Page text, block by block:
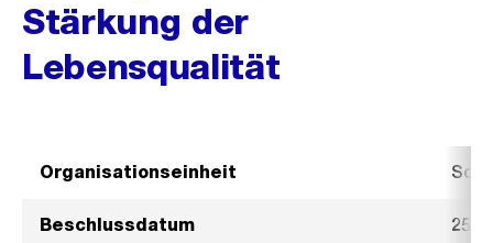
Stärkung der
Lebensqualität
Organisationseinheit
Beschlussdatum 25.